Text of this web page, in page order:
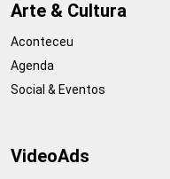
Arte & Cultura
Aconteceu
Agenda
Social & Eventos
VideoAds